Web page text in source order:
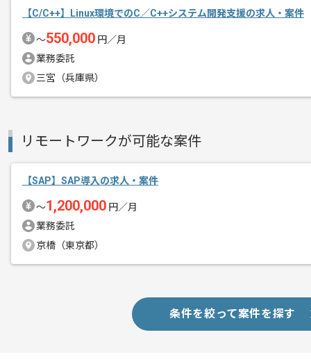
【C/C++】Linux環境でのC／C++システム開発支援の求人・案件
〜550,000 円／月
業務委託
三宮（兵庫県）
リモートワークが可能な案件
【SAP】SAP導入の求人・案件
〜1,200,000 円／月
業務委託
京橋（東京都）
条件を絞って案件を探す